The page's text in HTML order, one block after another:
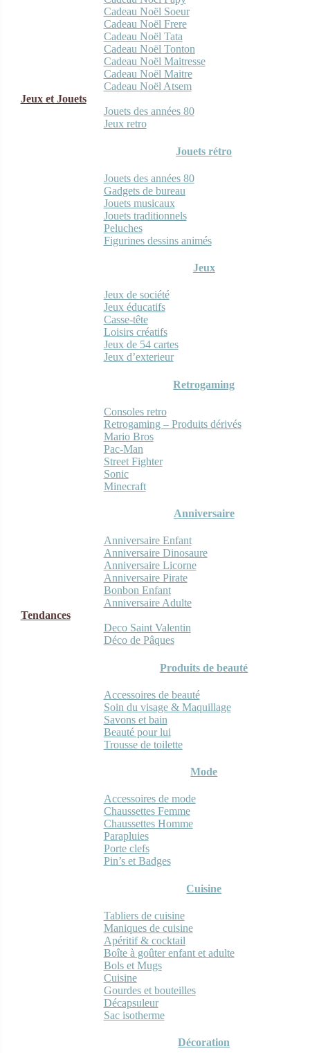
Cadeau Noël Soeur
Cadeau Noël Frere
Cadeau Noël Tata
Cadeau Noël Tonton
Cadeau Noël Maitresse
Cadeau Noël Maitre
Cadeau Noël Atsem
Jeux et Jouets
Jouets des années 80
Jeux retro
Jouets rétro
Jouets des années 80
Gadgets de bureau
Jouets musicaux
Jouets traditionnels
Peluches
Figurines dessins animés
Jeux
Jeux de société
Jeux éducatifs
Casse-tête
Loisirs créatifs
Jeux de 54 cartes
Jeux d’exterieur
Retrogaming
Consoles retro
Retrogaming – Produits dérivés
Mario Bros
Pac-Man
Street Fighter
Sonic
Minecraft
Anniversaire
Anniversaire Enfant
Anniversaire Dinosaure
Anniversaire Licorne
Anniversaire Pirate
Bonbon Enfant
Anniversaire Adulte
Tendances
Deco Saint Valentin
Déco de Pâques
Produits de beauté
Accessoires de beauté
Soin du visage & Maquillage
Savons et bain
Beauté pour lui
Trousse de toilette
Mode
Accessoires de mode
Chaussettes Femme
Chaussettes Homme
Parapluies
Porte clefs
Pin’s et Badges
Cuisine
Tabliers de cuisine
Maniques de cuisine
Apéritif & cocktail
Boîte à goûter enfant et adulte
Bols et Mugs
Cuisine
Gourdes et bouteilles
Décapsuleur
Sac isotherme
Décoration